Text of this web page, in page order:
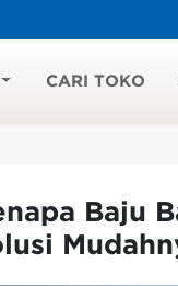
CARI TOKO
Baju